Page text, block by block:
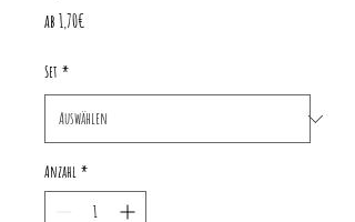
ab 1,70€
Set *
Anzahl *